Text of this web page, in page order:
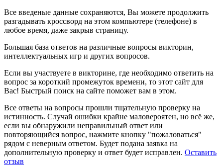
Все введеные данные сохраняются, Вы можете продолжить
разгадывать кроссворд на этом компьютере (телефоне) в
любое время, даже закрыв страницу.
Большая база ответов на различные вопросы викторин,
интеллектуальных игр и других вопросов.
Если вы участвуете в викторине, где необходимо ответить на
вопрос за короткий промежуток времени, то этот сайт для
Вас! Быстрый поиск на сайте поможет вам в этом.
Все ответы на вопросы прошли тщательную проверку на
истинность. Случай ошибки крайне маловероятен, но всё же,
если вы обнаружили неправильный ответ или
повторяющийся вопрос, нажмите кнопку "пожаловаться"
рядом с неверным ответом. Будет подана заявка на
дополнительную проверку и ответ будет исправлен. Оставить
отзыв